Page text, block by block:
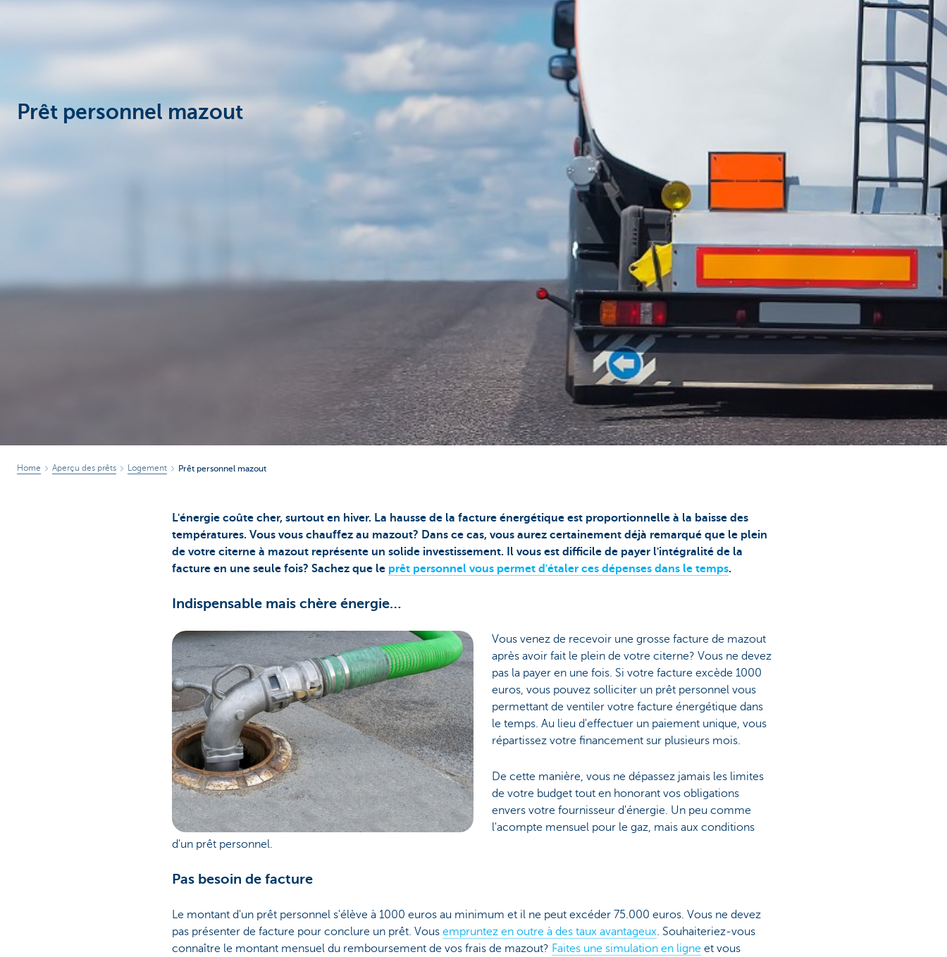
Prêt personnel mazout
Home Aperçu des prêts Logement Prêt personnel mazout
L'énergie coûte cher, surtout en hiver. La hausse de la facture énergétique est proportionnelle à la baisse des
températures. Vous vous chauffez au mazout? Dans ce cas, vous aurez certainement déjà remarqué que le plein
de votre citerne à mazout représente un solide investissement. Il vous est difficile de payer l'intégralité de la
facture en une seule fois? Sachez que le prêt personnel vous permet d'étaler ces dépenses dans le temps.
Indispensable mais chère énergie…
Vous venez de recevoir une grosse facture de mazout
après avoir fait le plein de votre citerne? Vous ne devez
pas la payer en une fois. Si votre facture excède 1000
euros, vous pouvez solliciter un prêt personnel vous
permettant de ventiler votre facture énergétique dans
le temps. Au lieu d'effectuer un paiement unique, vous
répartissez votre financement sur plusieurs mois.
De cette manière, vous ne dépassez jamais les limites
de votre budget tout en honorant vos obligations
envers votre fournisseur d'énergie. Un peu comme
l'acompte mensuel pour le gaz, mais aux conditions
d'un prêt personnel.
Pas besoin de facture
Le montant d'un prêt personnel s'élève à 1000 euros au minimum et il ne peut excéder 75.000 euros. Vous ne devez
pas présenter de facture pour conclure un prêt. Vous empruntez en outre à des taux avantageux. Souhaiteriez-vous
connaître le montant mensuel du remboursement de vos frais de mazout? Faites une simulation en ligne et vous